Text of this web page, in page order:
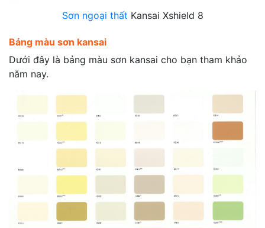
Sơn ngoại thất Kansai Xshield 8
Bảng màu sơn kansai
Dưới đây là bảng màu sơn kansai cho bạn tham khảo
năm nay.